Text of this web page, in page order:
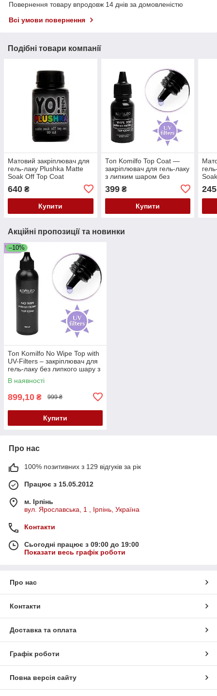
Повернення товару впродовж 14 днів за домовленістю
Всі умови повернення
Подібні товари компанії
Матовий закріплювач для
гель-лаку Plushka Matte
Soak Off Top Coat
640 ₴
Купити
Топ Komilfo Top Coat —
закріплювач для гель-лаку
з липким шаром без
399₴
Купити
245
Акційні пропозиції та новинки
–10%
Топ Komilfo No Wipe Top with
UV-Filters – закріплювач для
гель-лаку без липкого шару з
УФ-фільтрами, 100мл (без
пензля)
В наявності
899,10 ₴ 999 ₴
Купити
Про нас
100% позитивних з 129 відгуків за рік
Працює з 15.05.2012
м. Ірпінь
вул. Ярославська, 1 , Ірпінь, Україна
Контакти
Сьогодні працює з 09:00 до 19:00
Показати весь графік роботи
Про нас
Контакти
Доставка та оплата
Графік роботи
Повна версія сайту